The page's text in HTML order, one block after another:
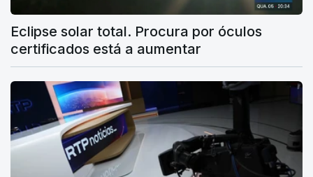
Eclipse solar total. Procura por óculos
certificados está a aumentar